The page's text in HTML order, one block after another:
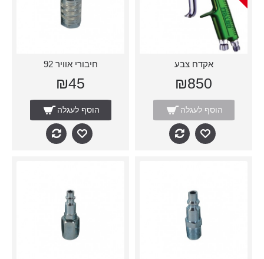
אקדח צבע
₪850
הוסף לעגלה
חיבורי אוויר 92
₪45
הוסף לעגלה